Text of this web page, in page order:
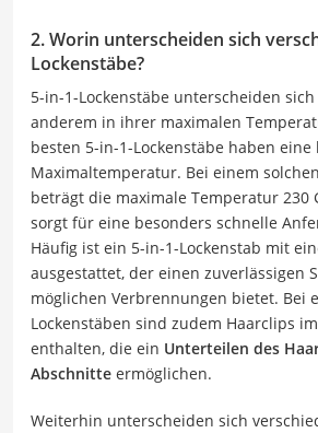
2. Worin unterscheiden sich
Lockenstäbe?
5-in-1-Lockenstäbe unterscheiden
anderem in ihrer maximalen
besten 5-in-1-Lockenstäbe haben eine
Maximaltemperatur. Bei einem
beträgt die maximale Temperatur 230
sorgt für eine besonders schnelle
Häufig ist ein 5-in-1-Lockenstab mit
ausgestattet, der einen zuverlässigen
möglichen Verbrennungen bietet. Bei
Lockenstäben sind zudem Haarclips
enthalten, die ein Unterteilen des
Abschnitte ermöglichen.
Weiterhin unterscheiden sich